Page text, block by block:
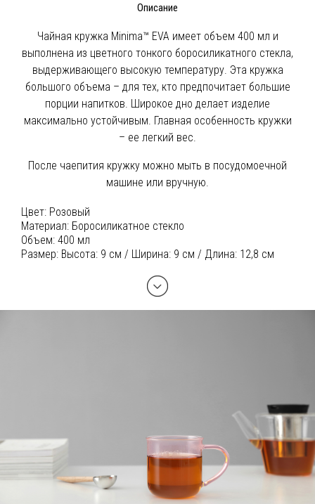
Описание
Чайная кружка Minima™ EVA имеет объем 400 мл и
выполнена из цветного тонкого боросиликатного стекла,
выдерживающего высокую температуру. Эта кружка
большого объема – для тех, кто предпочитает большие
порции напитков. Широкое дно делает изделие
максимально устойчивым. Главная особенность кружки
– ее легкий вес.
После чаепития кружку можно мыть в посудомоечной
машине или вручную.
Цвет: Розовый
Материал: Боросиликатное стекло
Объем: 400 мл
Размер: Высота: 9 см / Ширина: 9 см / Длина: 12,8 см